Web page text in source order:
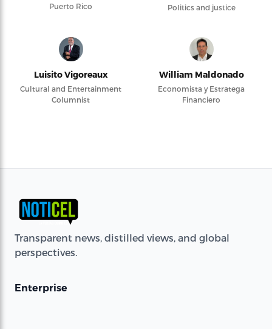
Puerto Rico
Politics and justice
Luisito Vigoreaux
Cultural and Entertainment
Columnist
William Maldonado
Economista y Estratega
Financiero
Transparent news, distilled views, and global
perspectives.
Enterprise